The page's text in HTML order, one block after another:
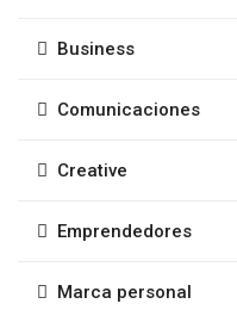
Business
Comunicaciones
Creative
Emprendedores
Marca personal